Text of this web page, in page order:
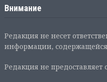
Внимание
Редакция не несет
информации,
Редакция не